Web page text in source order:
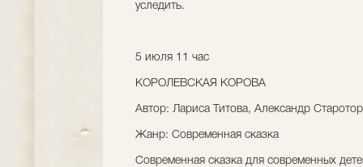
уследить.
5 июля 11 час
КОРОЛЕВСКАЯ КОРОВА
Автор: Лариса Титова, Александр
Жанр: Современная сказка
Современная сказка для современных